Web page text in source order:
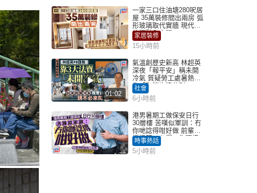
一家三口住油塘280呎居
屋 35萬裝修間出兩房 弧
形玻璃取代實牆 現代神
枱櫃融入玄關
家居裝修
15小時前
01:02
氣溫創歷史新高 林超英
深夜「報平安」稱未開
冷氣 質疑勞工處暑熱警
告「取消也沒分別」
社會
6小時前
港男暑期工做保安日行
30層樓 苦嘆似軍訓：冇
你哋諗得咁好做 前輩傳
授搵筍工心得：你唔識
揀盤啫｜Juicy叮
時事熱話
5小時前